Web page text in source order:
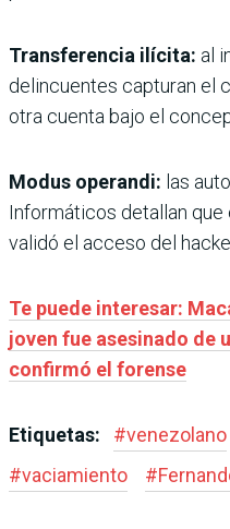
Transferencia ilícita: al
delincuentes capturan el
otra cuenta bajo el
Modus operandi: las
Informáticos detallan
validó el acceso del
Te puede interesar:
joven fue asesinado de
confirmó el forense
Etiquetas: #venezolano
#vaciamiento #